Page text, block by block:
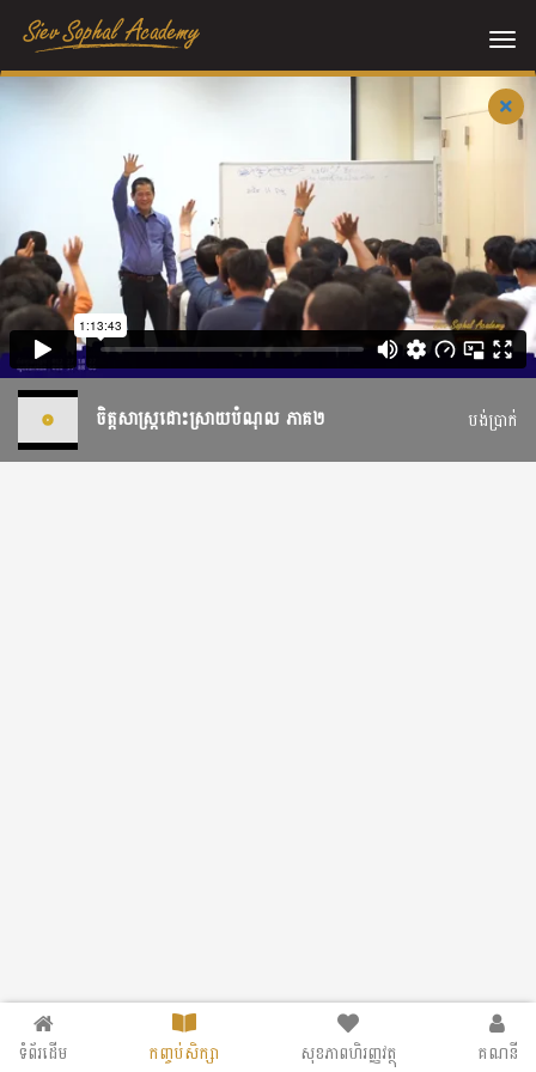
ចិត្តសាស្រ្តដោះស្រាយបំណុល​ ភាគ២ បង់ប្រាក់
ទំព័រដើម កញ្ចប់សិក្សា សុខភាពហិរញ្ញវត្ថុ គណនី